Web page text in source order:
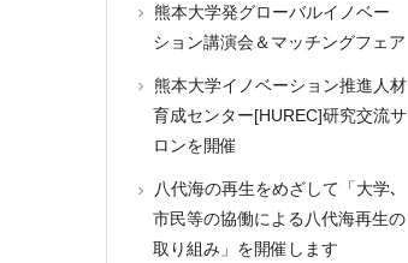
熊本大学発グローバルイノベー
ション講演会＆マッチングフェア
熊本大学イノベーション推進人材
育成センター[HUREC]研究交流サ
ロンを開催
八代海の再生をめざして「大学､
市民等の協働による八代海再生の
取り組み」を開催します